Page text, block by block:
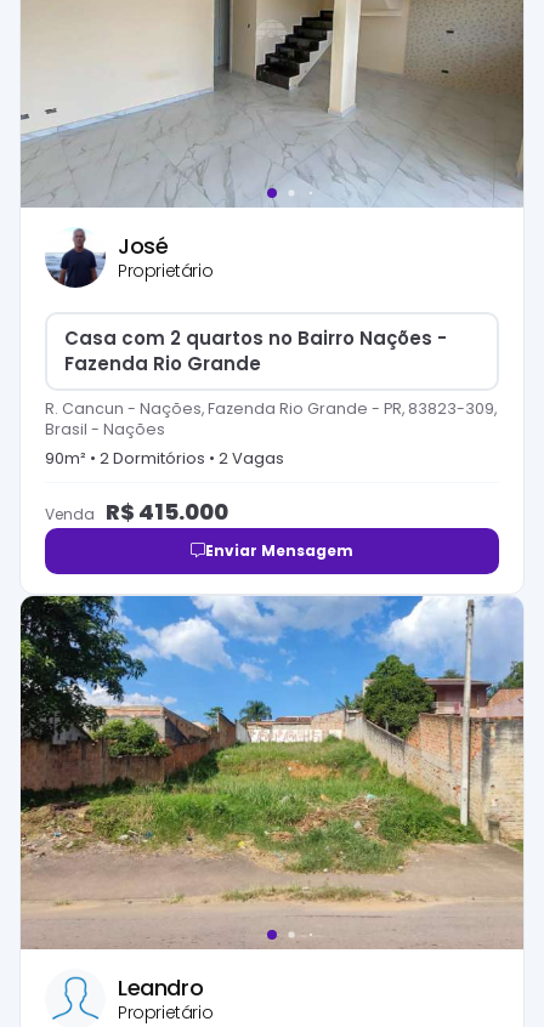
José
Proprietário
Casa com 2 quartos no Bairro Nações -
Fazenda Rio Grande
R. Cancun - Nações, Fazenda Rio Grande - PR, 83823-309,
Brasil - Nações
90m² • 2Dormitórios • 2Vagas
Venda R$ 415.000
Enviar Mensagem
Leandro
Proprietário